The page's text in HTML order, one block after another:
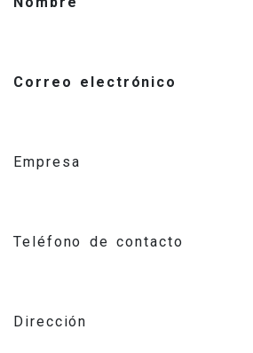
Correo electrónico
Empresa
Teléfono de contacto
Dirección